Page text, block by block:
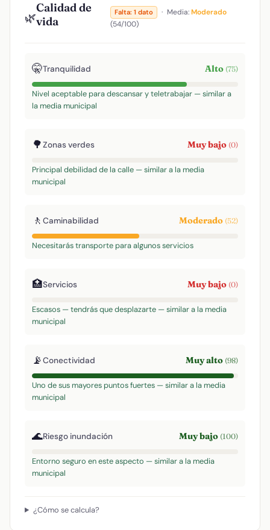
🌿
Calidad de
vida
Falta: 1 dato · Media:Moderado
(54/100)
🤫Tranquilidad Alto (75)
Nivel aceptable para descansar y teletrabajar — similar a
la media municipal
🌳Zonas verdes Muy bajo (0)
Principal debilidad de la calle — similar a la media
municipal
🚶 Caminabilidad Moderado (52)
Necesitarás transporte para algunos servicios
🏥Servicios Muy bajo (0)
Escasos — tendrás que desplazarte — similar a la media
municipal
📡Conectividad Muy alto (98)
Uno de sus mayores puntos fuertes — similar a la media
municipal
🌊Riesgo inundación Muy bajo (100)
Entorno seguro en este aspecto — similar a la media
municipal
¿Cómo se calcula?